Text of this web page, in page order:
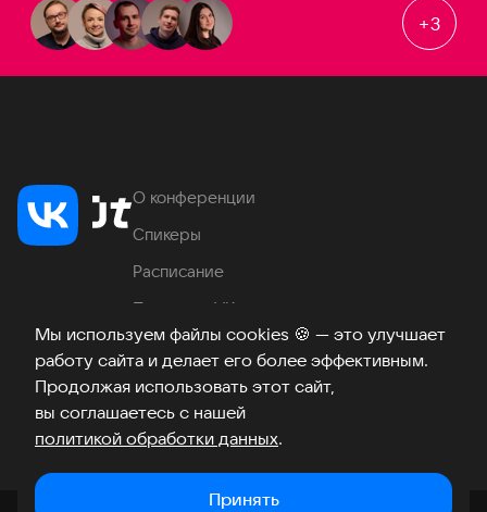
Мы используем файлы cookies 🍪 — это улучшает
работу сайта и делает его более эффективным.
Продолжая использовать этот сайт,
вы соглашаетесь с нашей
политикой обработки данных.
Принять
+3
О конференции
Спикеры
Расписание
Продукты VK
Место проведения
Часто задаваемые вопросы
ТелеграмВКонтакте
Хабр
Возникли вопросы? ©2026